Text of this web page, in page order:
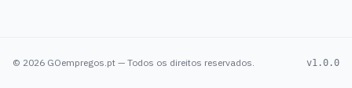
© 2026 GOempregos.pt — Todos os direitos reservados. v1.0.0